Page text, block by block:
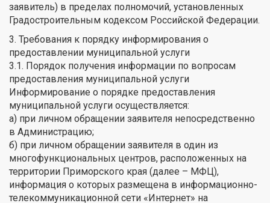
заявитель) в пределах полномочий, установленных
Градостроительным кодексом Российской Федерации.
3. Требования к порядку информирования о
предоставлении муниципальной услуги
3.1. Порядок получения информации по вопросам
предоставления муниципальной услуги
Информирование о порядке предоставления
муниципальной услуги осуществляется:
а) при личном обращении заявителя непосредственно
в Администрацию;
б) при личном обращении заявителя в один из
многофункциональных центров, расположенных на
территории Приморского края (далее – МФЦ),
информация о которых размещена в информационно-
телекоммуникационной сети «Интернет» на